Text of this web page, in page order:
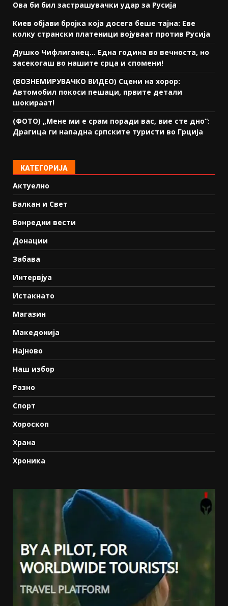
Ова би бил застрашувачки удар за Русија
Киев објави бројка која досега беше тајна: Еве
колку странски платеници војуваат против Русија
Душко Чифлиганец… Eдна година во вечноста, но
засекогаш во нашите срца и спомени!
(ВОЗНЕМИРУВАЧКО ВИДЕО) Сцени на хорор:
Автомобил покоси пешаци, првите детали
шокираат!
(ФОТО) „Мене ми е срам поради вас, вие сте дно“:
Драгица ги нападна српските туристи во Грција
КАТЕГОРИЈА
Актуелно
Балкан и Свет
Вонредни вести
Донации
Забава
Интервјуа
Истакнато
Магазин
Македонија
Најново
Наш избор
Разно
Спорт
Хороскоп
Храна
Хроника